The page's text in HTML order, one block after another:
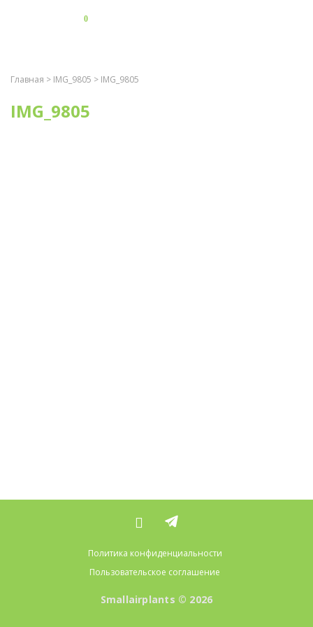
0
Главная > IMG_9805 > IMG_9805
IMG_9805
Политика конфиденциальности
Пользовательское соглашение
Smallairplants © 2026